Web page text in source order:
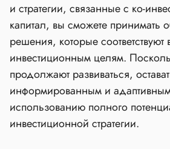
и стратегии, связанные с ко-
капитал, вы сможете принимать
решения, которые
инвестиционным целям.
продолжают развиваться,
информированным и
использованию полного
инвестиционной стратегии.